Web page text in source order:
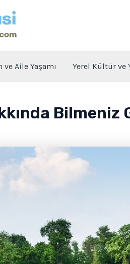
Aile Yaşamı Yerel Kültür ve
Bilmeniz